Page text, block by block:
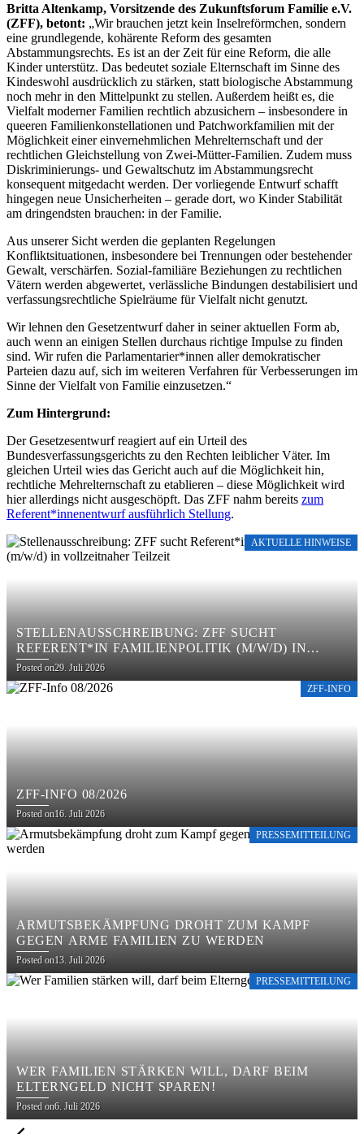
Britta Altenkamp, Vorsitzende des Zukunftsforum Familie e.V.
(ZFF), betont: „Wir brauchen jetzt kein Inselreförmchen, sondern
eine grundlegende, kohärente Reform des gesamten
Abstammungsrechts. Es ist an der Zeit für eine Reform, die alle
Kinder unterstütz. Das bedeutet soziale Elternschaft im Sinne des
Kindeswohl ausdrücklich zu stärken, statt biologische Abstammung
noch mehr in den Mittelpunkt zu stellen. Außerdem heißt es, die
Vielfalt moderner Familien rechtlich abzusichern – insbesondere in
queeren Familienkonstellationen und Patchworkfamilien mit der
Möglichkeit einer einvernehmlichen Mehrelternschaft und der
rechtlichen Gleichstellung von Zwei-Mütter-Familien. Zudem muss
Diskriminierungs- und Gewaltschutz im Abstammungsrecht
konsequent mitgedacht werden. Der vorliegende Entwurf schafft
hingegen neue Unsicherheiten – gerade dort, wo Kinder Stabilität
am dringendsten brauchen: in der Familie.
Aus unserer Sicht werden die geplanten Regelungen
Konfliktsituationen, insbesondere bei Trennungen oder bestehender
Gewalt, verschärfen. Sozial-familiäre Beziehungen zu rechtlichen
Vätern werden abgewertet, verlässliche Bindungen destabilisiert und
verfassungsrechtliche Spielräume für Vielfalt nicht genutzt.
Wir lehnen den Gesetzentwurf daher in seiner aktuellen Form ab,
auch wenn an einigen Stellen durchaus richtige Impulse zu finden
sind. Wir rufen die Parlamentarier*innen aller demokratischer
Parteien dazu auf, sich im weiteren Verfahren für Verbesserungen im
Sinne der Vielfalt von Familie einzusetzen.“
Zum Hintergrund:
Der Gesetzesentwurf reagiert auf ein Urteil des
Bundesverfassungsgerichts zu den Rechten leiblicher Väter. Im
gleichen Urteil wies das Gericht auch auf die Möglichkeit hin,
rechtliche Mehrelternschaft zu etablieren – diese Möglichkeit wird
hier allerdings nicht ausgeschöpft. Das ZFF nahm bereits zum
Referent*innenentwurf ausführlich Stellung.
AKTUELLE HINWEISE
STELLENAUSSCHREIBUNG: ZFF SUCHT
REFERENT*IN FAMILIENPOLITIK (M/W/D) IN
VOLLZEITNAHER TEILZEIT
Posted on29. Juli 2026
ZFF-INFO
ZFF-INFO 08/2026
Posted on16. Juli 2026
PRESSEMITTEILUNG
ARMUTSBEKÄMPFUNG DROHT ZUM KAMPF
GEGEN ARME FAMILIEN ZU WERDEN
Posted on13. Juli 2026
PRESSEMITTEILUNG
WER FAMILIEN STÄRKEN WILL, DARF BEIM
ELTERNGELD NICHT SPAREN!
Posted on6. Juli 2026